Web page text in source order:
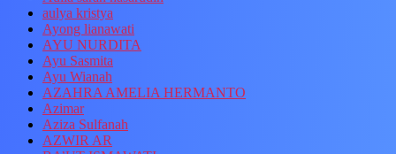
aulya kristya
Ayong lianawati
AYU NURDITA
Ayu Sasmita
Ayu Wianah
AZAHRA AMELIA HERMANTO
Azimar
Aziza Sulfanah
AZWIR AR